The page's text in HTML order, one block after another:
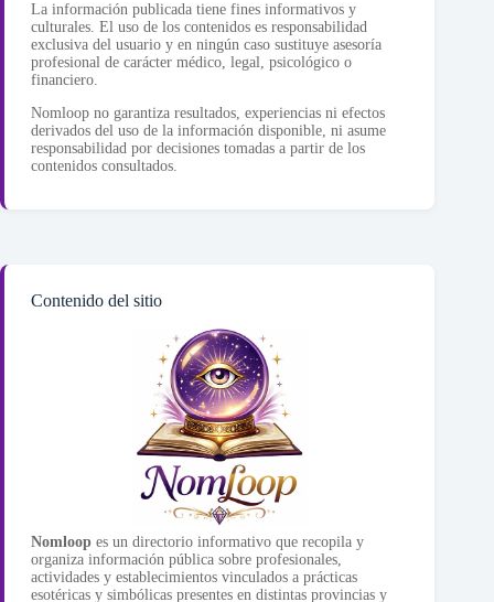
La información publicada tiene fines informativos y
culturales. El uso de los contenidos es responsabilidad
exclusiva del usuario y en ningún caso sustituye asesoría
profesional de carácter médico, legal, psicológico o
financiero.
Nomloop no garantiza resultados, experiencias ni efectos
derivados del uso de la información disponible, ni asume
responsabilidad por decisiones tomadas a partir de los
contenidos consultados.
Contenido del sitio
Nomloop es un directorio informativo que recopila y
organiza información pública sobre profesionales,
actividades y establecimientos vinculados a prácticas
esotéricas y simbólicas presentes en distintas provincias y